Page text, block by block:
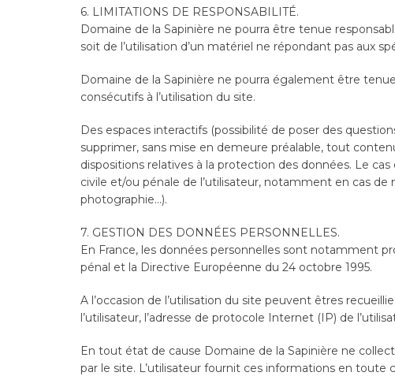
6. LIMITATIONS DE RESPONSABILITÉ.
Domaine de la Sapinière ne pourra être tenue
soit de l’utilisation d’un matériel ne répondant pas aux
Domaine de la Sapinière ne pourra également être
consécutifs à l’utilisation du site.
Des espaces interactifs (possibilité de poser des
supprimer, sans mise en demeure préalable, tout
dispositions relatives à la protection des données. Le
civile et/ou pénale de l’utilisateur, notamment en cas
photographie…).
7. GESTION DES DONNÉES PERSONNELLES.
En France, les données personnelles sont notamment
pénal et la Directive Européenne du 24 octobre 1995.
A l’occasion de l’utilisation du site peuvent êtres
l’utilisateur, l’adresse de protocole Internet (IP) de
En tout état de cause Domaine de la Sapinière ne
par le site. L’utilisateur fournit ces informations en toute